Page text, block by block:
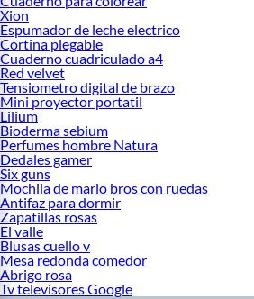
Xion
Espumador de leche electrico
Cortina plegable
Cuaderno cuadriculado a4
Red velvet
Tensiometro digital de brazo
Mini proyector portatil
Lilium
Bioderma sebium
Perfumes hombre Natura
Dedales gamer
Six guns
Mochila de mario bros con ruedas
Antifaz para dormir
Zapatillas rosas
El valle
Blusas cuello v
Mesa redonda comedor
Abrigo rosa
Tv televisores Google